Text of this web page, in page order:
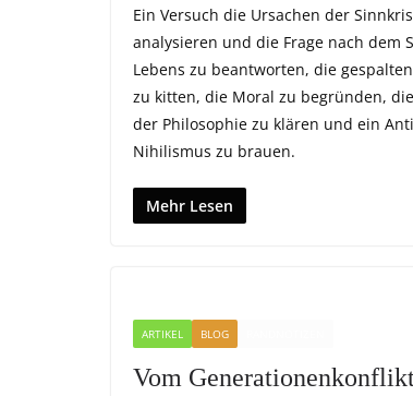
Ein Versuch die Ursachen der
analysieren und die Frage nach dem
Lebens zu beantworten, die
zu kitten, die Moral zu begründen,
der Philosophie zu klären und ein
Nihilismus zu brauen.
Mehr Lesen
ARTIKEL BLOG
Vom